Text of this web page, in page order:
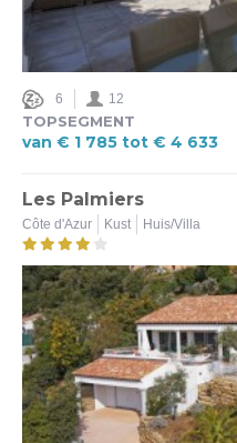
6 12
TOPSEGMENT
van € 1 785 tot € 4 633
Les Palmiers
Côte d'Azur Kust Huis/Villa